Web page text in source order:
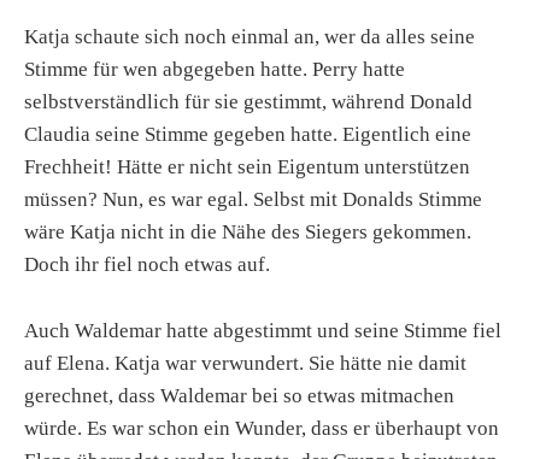
Katja schaute sich noch einmal an, wer da alles seine
Stimme für wen abgegeben hatte. Perry hatte
selbstverständlich für sie gestimmt, während Donald
Claudia seine Stimme gegeben hatte. Eigentlich eine
Frechheit! Hätte er nicht sein Eigentum unterstützen
müssen? Nun, es war egal. Selbst mit Donalds Stimme
wäre Katja nicht in die Nähe des Siegers gekommen.
Doch ihr fiel noch etwas auf.
Auch Waldemar hatte abgestimmt und seine Stimme fiel
auf Elena. Katja war verwundert. Sie hätte nie damit
gerechnet, dass Waldemar bei so etwas mitmachen
würde. Es war schon ein Wunder, dass er überhaupt von